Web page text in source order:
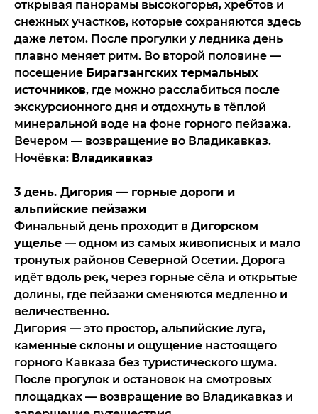
открывая панорамы высокогорья, хребтов и
снежных участков, которые сохраняются здесь
даже летом. После прогулки у ледника день
плавно меняет ритм. Во второй половине —
посещение Бирагзангских термальных
источников, где можно расслабиться после
экскурсионного дня и отдохнуть в тёплой
минеральной воде на фоне горного пейзажа.
Вечером — возвращение во Владикавказ.
Ночёвка: Владикавказ
3 день. Дигория — горные дороги и
альпийские пейзажи
Финальный день проходит в Дигорском
ущелье — одном из самых живописных и мало
тронутых районов Северной Осетии. Дорога
идёт вдоль рек, через горные сёла и открытые
долины, где пейзажи сменяются медленно и
величественно.
Дигория — это простор, альпийские луга,
каменные склоны и ощущение настоящего
горного Кавказа без туристического шума.
После прогулок и остановок на смотровых
площадках — возвращение во Владикавказ и